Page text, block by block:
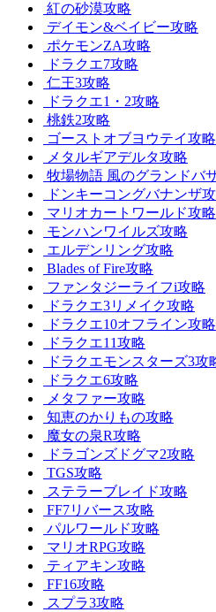
紅の砂漠攻略
デイモン&ベイビー攻略
ポケモンZA攻略
ドラクエ7攻略
仁王3攻略
ドラクエ1・2攻略
桃鉄2攻略
ゴーストオブヨウテイ攻略
メタルギアデルタ攻略
牧場物語 風のグランドバ
ドンキーコングバナンザ
マリオカートワールド攻略
モンハンワイルズ攻略
エルデンリング攻略
Blades of Fire攻略
ファンタジーライフi攻略
ドラクエ3リメイク攻略
ドラクエ10オフライン攻略
ドラクエ11攻略
ドラクエモンスターズ3攻
ドラクエ6攻略
メタファー攻略
知恵のかりもの攻略
魔女の泉R攻略
ドラゴンズドグマ2攻略
TGS攻略
ステラーブレイド攻略
FF7リバース攻略
パルワールド攻略
マリオRPG攻略
ティアキン攻略
FF16攻略
スプラ3攻略